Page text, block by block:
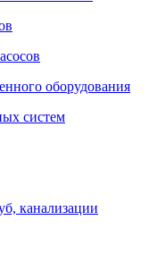
оборудования
систем
канализации